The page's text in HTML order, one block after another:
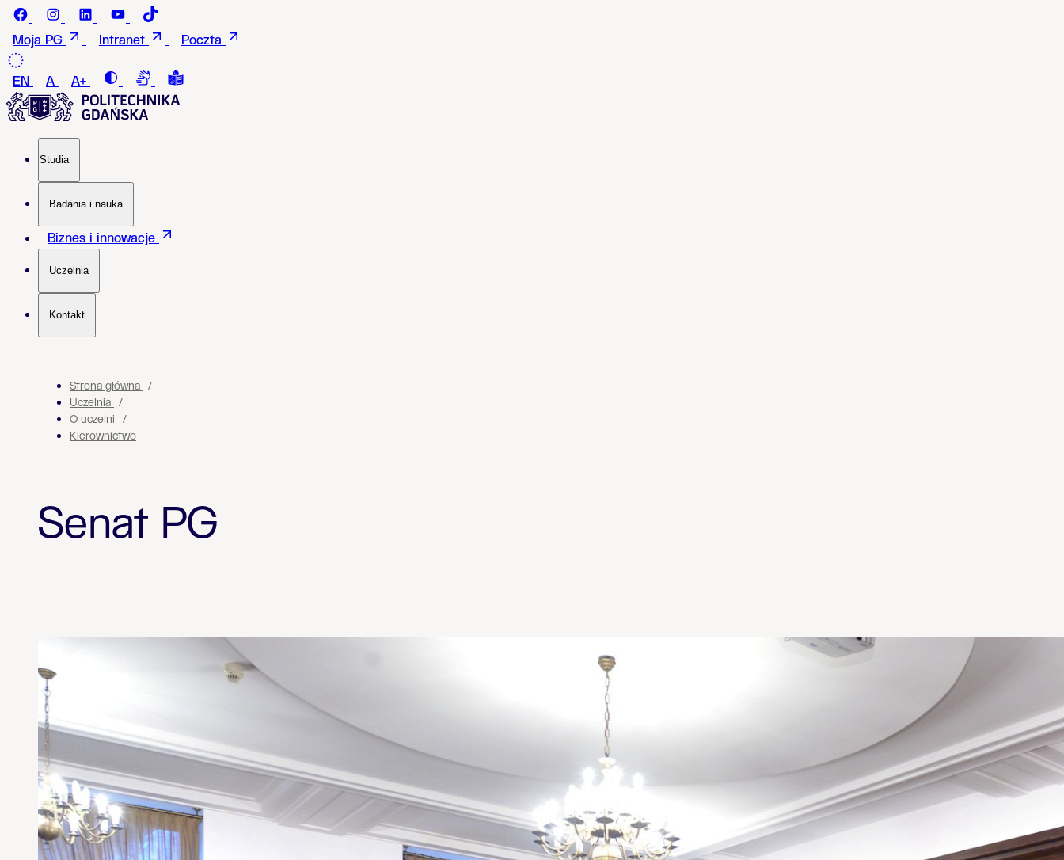
Przejdź do treści
Facebook - Politechnika Gdańska
instagram - Politechnika Gdańska
LinkedIn - Politechnika Gdańska
Youtube - Politechnika Gdańska
Moja PG
Intranet Poczta
EN A A+ ContrastConnection with a sign language interpreter
Tekst łatwy do czytania i rozumienia (ETR)
Studia
Badania i nauka
Biznes i innowacje
Uczelnia
Kontakt
Strona główna
Uczelnia
O uczelni
Kierownictwo
Senat PG